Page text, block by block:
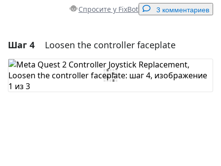
Спросите у FixBot 3 комментариев
Добавить комментарий
Добавить комментарий
Шаг 4 Loosen the controller faceplate